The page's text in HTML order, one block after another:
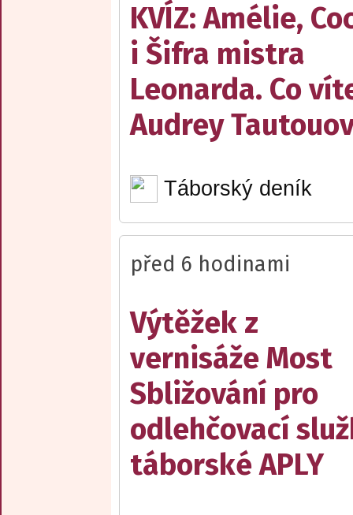
KVÍZ: Amélie,
i Šifra mistra
Leonarda. Co
Audrey
Táborský deník
před 6 hodinami
Výtěžek z
vernisáže Most
Sbližování pro
odlehčovací
táborské APLY